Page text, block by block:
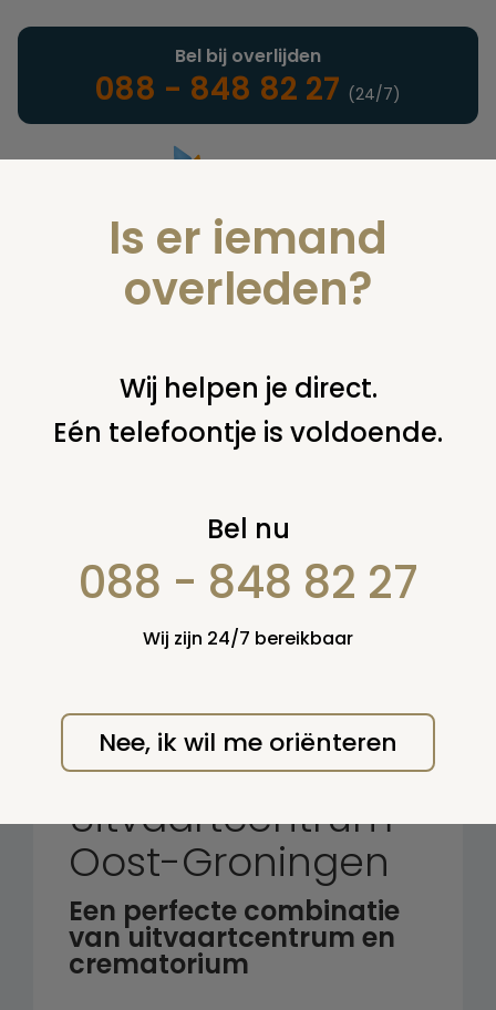
Landelijke uitvaartonderneming
Bel bij overlijden
088 - 848 82 27 (24/7)
Vind een onderneming of
instelling
Zoeken
Terug naar overzicht
Crematorium en
Uitvaartcentrum
Oost-Groningen
Een perfecte combinatie
van uitvaartcentrum en
crematorium
Is er iemand
overleden?
Wij helpen je direct.
Eén telefoontje is voldoende.
Bel nu
088 - 848 82 27
Wij zijn 24/7 bereikbaar
Nee, ik wil me oriënteren